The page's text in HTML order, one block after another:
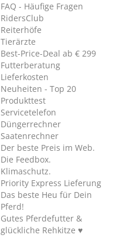
FAQ - Häufige Fragen
RidersClub
Reiterhöfe
Tierärzte
Best-Price-Deal ab € 299
Futterberatung
Lieferkosten
Neuheiten - Top 20
Produkttest
Servicetelefon
Düngerrechner
Saatenrechner
Der beste Preis im Web.
Die Feedbox.
Klimaschutz.
Priority Express Lieferung
Das beste Heu für Dein
Pferd!
Gutes Pferdefutter &
glückliche Rehkitze ♥